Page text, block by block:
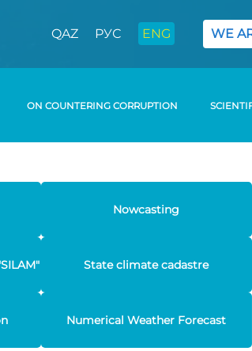
QAZ РУС ENG WE
ON COUNTERING CORRUPTION
Nowcasting
State climate cadastre
Numerical Weather Forecast